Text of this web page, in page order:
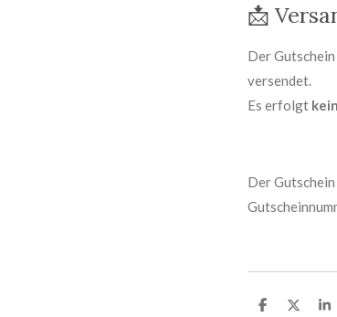
📩
Der
versendet.
Es erfolgt
Der
T
T
T